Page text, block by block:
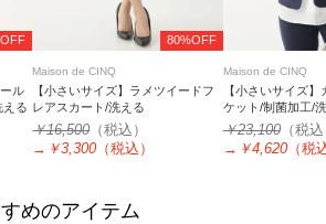
ル
える
80%OFF
Maison de CINQ
【小さいサイズ】ラメツイードフ
レアスカート/洗える
￥16,500（税込）
→ ￥3,300 （税込）
Maison de CINQ
【小さいサイズ
ケット/制菌加工/
￥23,100（税
→ ￥4,620（税
めのアイテム